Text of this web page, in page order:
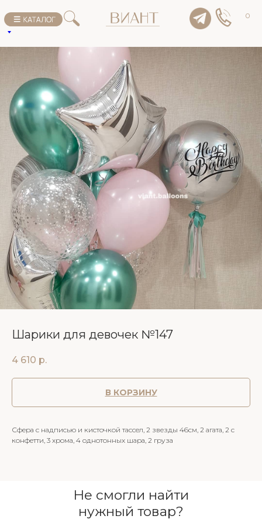
0
Шарики для девочек №147
4 610 р.
В КОРЗИНУ
Сфера с надписью и кисточкой тассел, 2 звезды 46см, 2 агата, 2 с
конфетти, 3 хрома, 4 однотонных шара, 2 груза
Не смогли найти
нужный товар?